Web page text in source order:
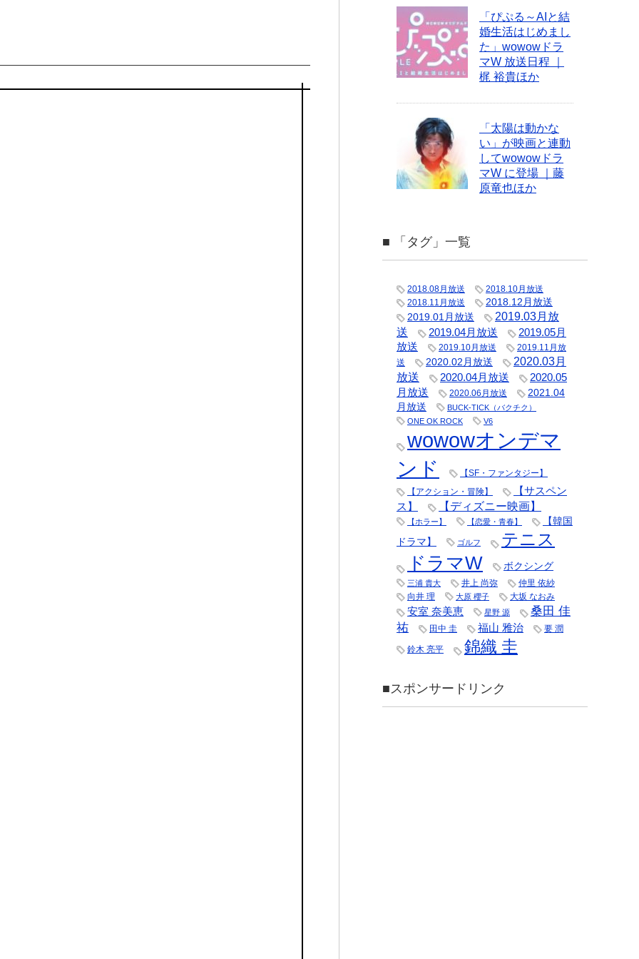
「ぴぷる～AIと結
婚生活はじめまし
た」wowowドラ
マW 放送日程 ｜
梶 裕貴ほか
「太陽は動かな
い」が映画と連動
してwowowドラ
マW に登場 ｜藤
原竜也ほか
■ 「タグ」一覧
2018.08月放送
2018.10月放送
2018.11月放送
2018.12月放送
2019.01月放送
2019.03月放
送
2019.04月放送
2019.05月
放送
2019.10月放送
2019.11月放
送
2020.02月放送
2020.03月
放送
2020.04月放送
2020.05
月放送
2020.06月放送
2021.04
月放送
BUCK-TICK（バクチク）
ONE OK ROCK
V6
wowowオンデマ
ンド
【SF・ファンタジー】
【アクション・冒険】
【サスペン
ス】
【ディズニー映画】
【ホラー】 【恋愛・青春】
【韓国
ドラマ】
ゴルフ テニス
ドラマW ボクシング
三浦 貴大 井上 尚弥
仲里 依紗
向井 理
大原 櫻子 大坂 なおみ
安室 奈美恵 星野 源
桑田 佳
祐
田中 圭 福山 雅治 要 潤
鈴木 亮平 錦織 圭
■スポンサードリンク